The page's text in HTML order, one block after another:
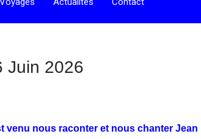
Juin 2026
venu nous raconter et nous chanter Jean